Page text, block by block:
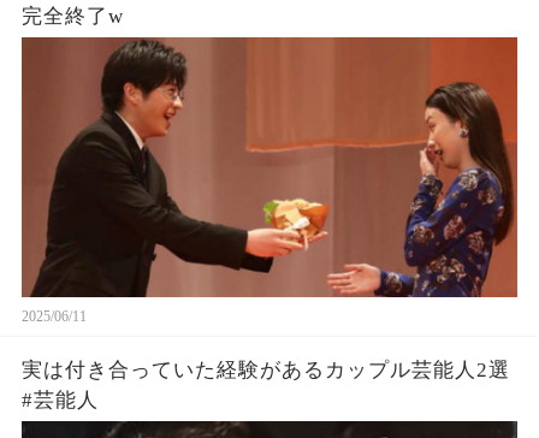
完全終了w
2025/06/11
実は付き合っていた経験があるカップル芸能人2選
#芸能人